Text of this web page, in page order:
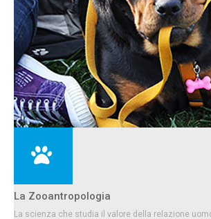
La Zooantropologia
La scienza che studia il valore della relazione